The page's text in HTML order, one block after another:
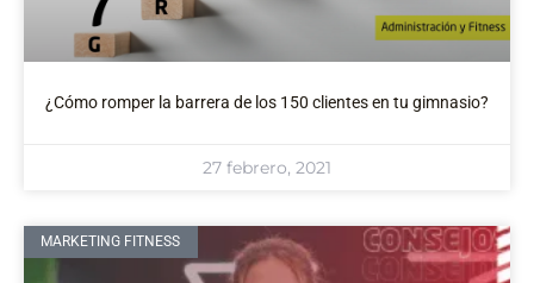
¿Cómo romper la barrera de los 150 clientes en tu gimnasio?
27 febrero, 2021
MARKETING FITNESS